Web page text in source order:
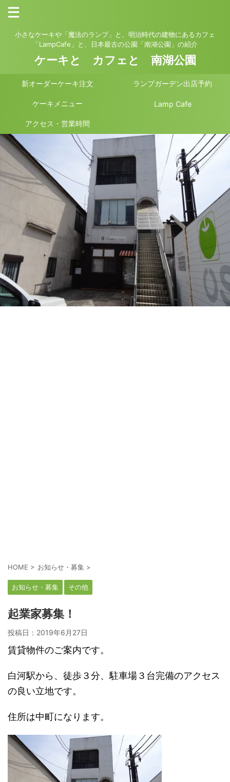
小さなケーキや「魔法のランプ」と、明治時代の建物にあるカフェ
「LampCafe」と、日本最古の公園「南湖公園」の紹介
ケーキと カフェと 南湖公園
新オーダーケーキ注文 ランプガーデン出店予約
ケーキメニュー Lamp Cafe
アクセス・営業時間
HOME > お知らせ・募集 >
お知らせ・募集 その他
起業家募集！
投稿日： 2019年6月27日
賃貸物件のご案内です。
白河駅から、徒歩３分、駐車場３台完備のアクセス
の良い立地です。
住所は中町になります。